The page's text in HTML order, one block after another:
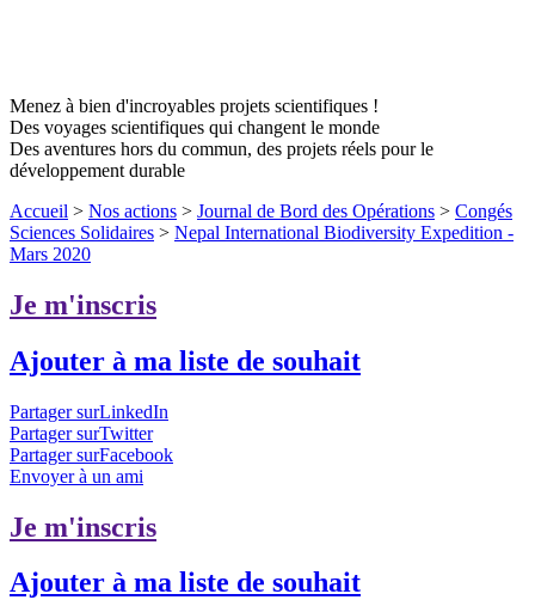
Menez à bien d'incroyables projets scientifiques !
Des voyages scientifiques qui changent le monde
Des aventures hors du commun, des projets réels pour le
développement durable
Accueil > Nos actions > Journal de Bord des Opérations > Congés
Sciences Solidaires > Nepal International Biodiversity Expedition -
Mars 2020
Je m'inscris
Ajouter à ma liste de souhait
Partager surLinkedIn
Partager surTwitter
Partager surFacebook
Envoyer à un ami
Je m'inscris
Ajouter à ma liste de souhait